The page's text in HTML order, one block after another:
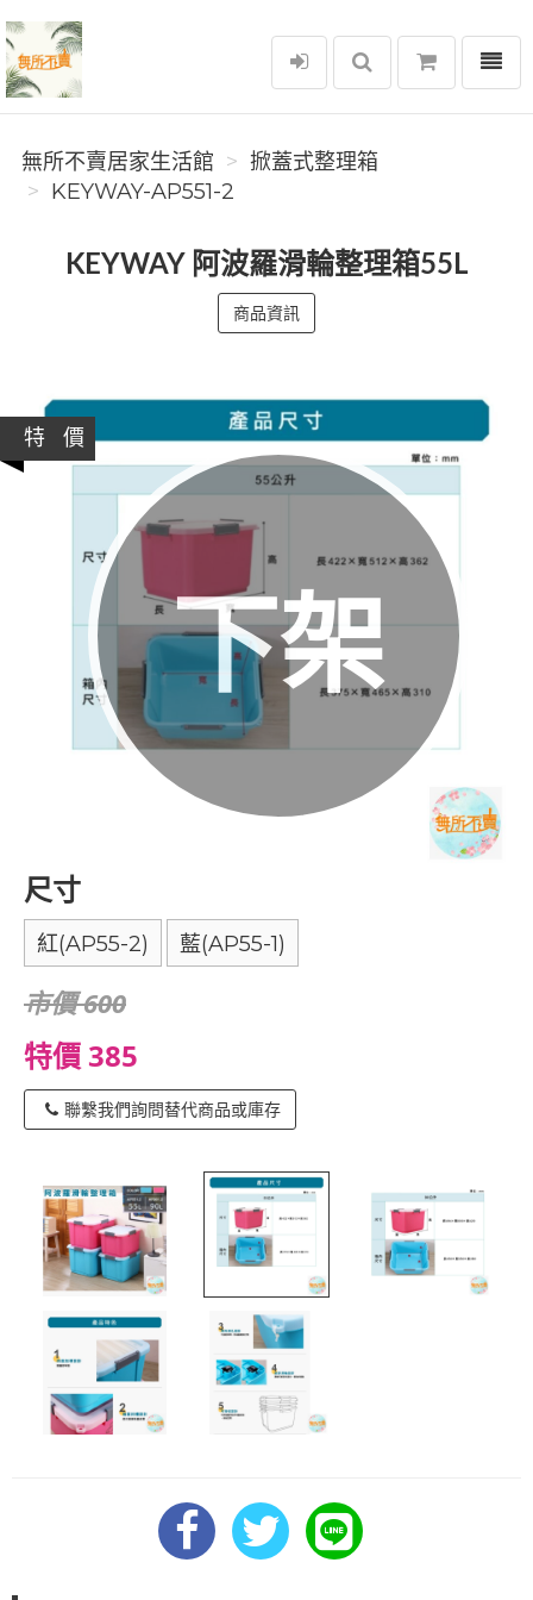
無所不賣居家生活館
選單
無所不賣居家生活館
掀蓋式整理箱
KEYWAY-AP551-2
KEYWAY 阿波羅滑輪整理箱55L
商品資訊
下架
特 價
尺寸
紅(AP55-2) 藍(AP55-1)
市價 600
特價 385
聯繫我們詢問替代商品或庫存